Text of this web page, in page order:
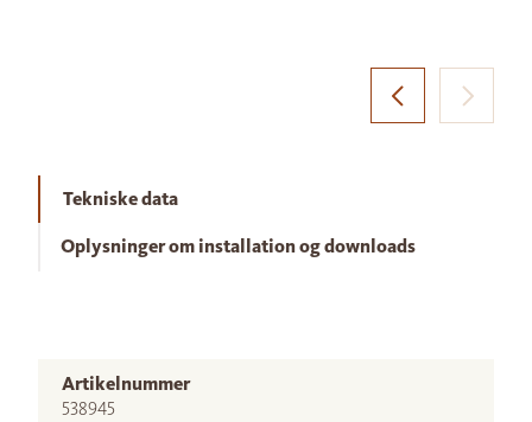
Tekniske data
Oplysninger om installation og downloads
Artikelnummer
538945